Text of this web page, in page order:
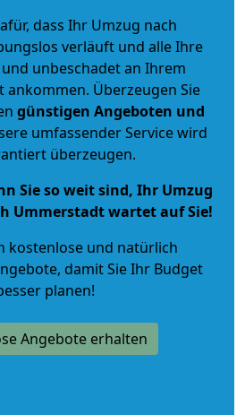
dass Ihr Umzug nach
verläuft und alle Ihre
unbeschadet an Ihrem
Überzeugen Sie
günstigen Angeboten und
umfassender Service wird
überzeugen.
Sie so weit sind, Ihr Umzug
Ummerstadt wartet auf Sie!
kostenlose und natürlich
, damit Sie Ihr Budget
planen!
Angebote erhalten